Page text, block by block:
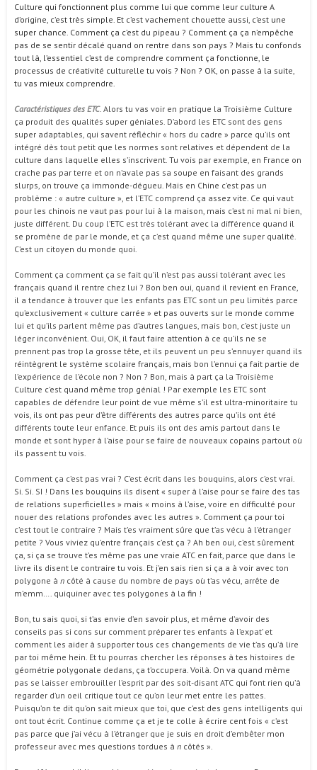
Culture qui fonctionnent plus comme lui que comme leur culture A
d’origine, c’est très simple. Et c’est vachement chouette aussi, c’est une
super chance. Comment ça c’est du pipeau ? Comment ça ça n’empêche
pas de se sentir décalé quand on rentre dans son pays ? Mais tu confonds
tout là, l’essentiel c’est de comprendre comment ça fonctionne, le
processus de créativité culturelle tu vois ? Non ? OK, on passe à la suite,
tu vas mieux comprendre.
Caractéristiques des ETC. Alors tu vas voir en pratique la Troisième Culture
ça produit des qualités super géniales. D’abord les ETC sont des gens
super adaptables, qui savent réfléchir « hors du cadre » parce qu’ils ont
intégré dès tout petit que les normes sont relatives et dépendent de la
culture dans laquelle elles s’inscrivent. Tu vois par exemple, en France on
crache pas par terre et on n’avale pas sa soupe en faisant des grands
slurps, on trouve ça immonde-dégueu. Mais en Chine c’est pas un
problème : « autre culture », et l’ETC comprend ça assez vite. Ce qui vaut
pour les chinois ne vaut pas pour lui à la maison, mais c’est ni mal ni bien,
juste différent. Du coup l’ETC est très tolérant avec la différence quand il
se promène de par le monde, et ça c’est quand même une super qualité.
C’est un citoyen du monde quoi.
Comment ça comment ça se fait qu’il n’est pas aussi tolérant avec les
français quand il rentre chez lui ? Bon ben oui, quand il revient en France,
il a tendance à trouver que les enfants pas ETC sont un peu limités parce
qu’exclusivement « culture carrée » et pas ouverts sur le monde comme
lui et qu’ils parlent même pas d’autres langues, mais bon, c’est juste un
léger inconvénient. Oui, OK, il faut faire attention à ce qu’ils ne se
prennent pas trop la grosse tête, et ils peuvent un peu s’ennuyer quand ils
réintègrent le système scolaire français, mais bon l’ennui ça fait partie de
l’expérience de l’école non ? Non ? Bon, mais à part ça la Troisième
Culture c’est quand même trop génial ! Par exemple les ETC sont
capables de défendre leur point de vue même s’il est ultra-minoritaire tu
vois, ils ont pas peur d’être différents des autres parce qu’ils ont été
différents toute leur enfance. Et puis ils ont des amis partout dans le
monde et sont hyper à l’aise pour se faire de nouveaux copains partout où
ils passent tu vois.
Comment ça c’est pas vrai ? C’est écrit dans les bouquins, alors c’est vrai.
Si. Si. SI ! Dans les bouquins ils disent « super à l’aise pour se faire des tas
de relations superficielles » mais « moins à l’aise, voire en difficulté pour
nouer des relations profondes avec les autres ». Comment ça pour toi
c’est tout le contraire ? Mais t’es vraiment sûre que t’as vécu à l’étranger
petite ? Vous viviez qu’entre français c’est ça ? Ah ben oui, c’est sûrement
ça, si ça se trouve t’es même pas une vraie ATC en fait, parce que dans le
livre ils disent le contraire tu vois. Et j’en sais rien si ça a à voir avec ton
polygone à n côté à cause du nombre de pays où t’as vécu, arrête de
m’emm…. quiquiner avec tes polygones à la fin !
Bon, tu sais quoi, si t’as envie d’en savoir plus, et même d’avoir des
conseils pas si cons sur comment préparer tes enfants à l’expat’ et
comment les aider à supporter tous ces changements de vie t’as qu’à lire
par toi même hein. Et tu pourras chercher les réponses à tes histoires de
géométrie polygonale dedans, ça t’occupera. Voilà. On va quand même
pas se laisser embrouiller l’esprit par des soit-disant ATC qui font rien qu’à
regarder d’un oeil critique tout ce qu’on leur met entre les pattes.
Puisqu’on te dit qu’on sait mieux que toi, que c’est des gens intelligents qui
ont tout écrit. Continue comme ça et je te colle à écrire cent fois « c’est
pas parce que j’ai vécu à l’étranger que je suis en droit d’embêter mon
professeur avec mes questions tordues à n côtés ».